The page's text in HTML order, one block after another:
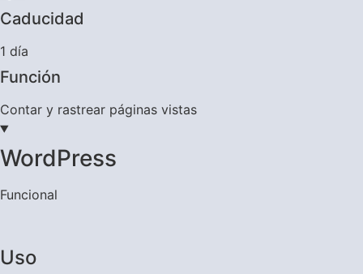
Caducidad
1 día
Función
Contar y rastrear páginas vistas
WordPress
Funcional
Uso